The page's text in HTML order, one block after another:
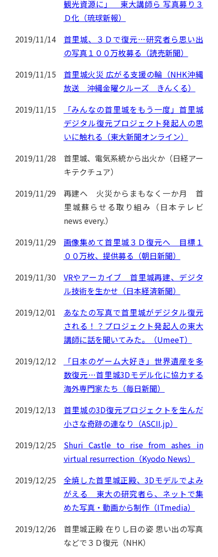
観光資源に」 東大講師ら 写真募り３
Ｄ化（琉球新報）
2019/11/14
首里城、３Ｄで復元…研究者ら思い出
の写真１００万枚募る（読売新聞）
2019/11/15
首里城火災 広がる支援の輪（NHK沖縄
放送 沖縄金曜クルーズ きんくる）
2019/11/15
「みんなの首里城をもう一度」首里城
デジタル復元プロジェクト発起人の思
いに触れる（東大新聞オンライン）
2019/11/28
首里城、電気系統から出火か（日経アー
キテクチュア）
2019/11/29
再建へ 火災からまもなく一か月 首
里城蘇らせる取り組み（日本テレビ
news every.）
2019/11/29
画像集めて首里城３Ｄ復元へ 目標１
００万枚、提供募る（朝日新聞）
2019/11/30
VRやアーカイブ 首里城再建、デジタ
ル技術を生かせ（日本経済新聞）
2019/12/01
あなたの写真で首里城がデジタル復元
される！？プロジェクト発起人の東大
講師に話を聞いてみた。（UmeeT）
2019/12/12
「日本のゲーム大好き」世界遺産を多
数復元…首里城3Dモデル化に協力する
海外専門家たち（毎日新聞）
2019/12/13
首里城の3D復元プロジェクトを生んだ
小さな奇跡の連なり（ASCII.jp）
2019/12/25
Shuri Castle to rise from ashes in
virtual resurrection（Kyodo News）
2019/12/25
全焼した首里城正殿、3Dモデルでよみ
がえる 東大の研究者ら、ネットで集
めた写真・動画から制作（ITmedia）
2019/12/26
首里城正殿 在りし日の姿 思い出の写真
などで３Ｄ復元（NHK）